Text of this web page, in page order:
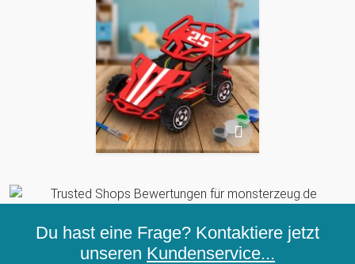
Du hast eine Frage? Kontaktiere jetzt
unseren Kundenservice...